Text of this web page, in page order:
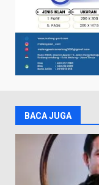
BACA JUGA